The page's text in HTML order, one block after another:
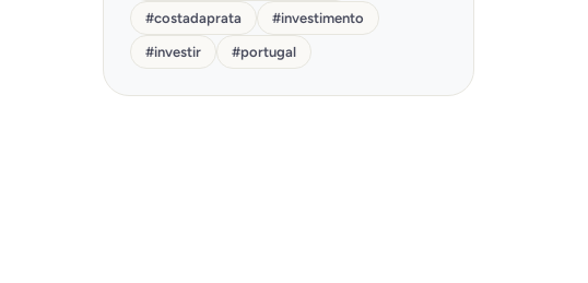
#costadaprata #investimento
#investir #portugal